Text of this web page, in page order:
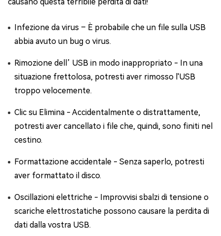
Infezione da virus – È probabile che un file sulla USB
abbia avuto un bug o virus.
Rimozione dell’ USB in modo inappropriato - In una
situazione frettolosa, potresti aver rimosso l'USB
troppo velocemente.
Clic su Elimina - Accidentalmente o distrattamente,
potresti aver cancellato i file che, quindi, sono finiti nel
cestino.
Formattazione accidentale - Senza saperlo, potresti
aver formattato il disco.
Oscillazioni elettriche - Improvvisi sbalzi di tensione o
scariche elettrostatiche possono causare la perdita di
dati dalla vostra USB.